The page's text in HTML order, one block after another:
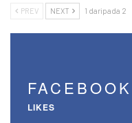
PREV NEXT 1 daripada 2
FACEBOOK
LIKES